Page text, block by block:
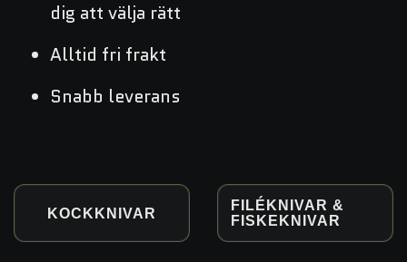
dig att välja rätt
Alltid fri frakt
Snabb leverans
KOCKKNIVAR
FILÉKNIVAR &
FISKEKNIVAR